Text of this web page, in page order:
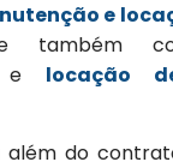
e
se também
e locação
além do